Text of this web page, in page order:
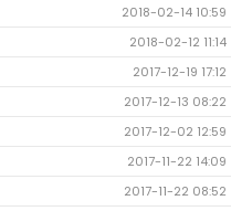
2018-02-14 10:59
2018-02-12 11:14
2017-12-19 17:12
2017-12-13 08:22
2017-12-02 12:59
2017-11-22 14:09
2017-11-22 08:52